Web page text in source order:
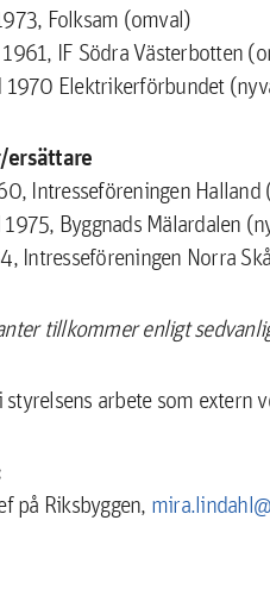
Folksam (omval)
IF Södra Västerbotten
1970 Elektrikerförbundet
ersättare
Intresseföreningen Halland
Byggnads Mälardalen
Intresseföreningen Norra
tillkommer enligt
arbete som extern
på Riksbyggen,